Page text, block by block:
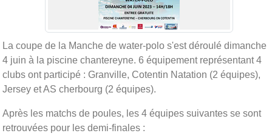
La coupe de la Manche de water-polo s'est déroulé dimanche
4 juin à la piscine chantereyne. 6 équipement représentant 4
clubs ont participé : Granville, Cotentin Natation (2 équipes),
Jersey et AS cherbourg (2 équipes).
Après les matchs de poules, les 4 équipes suivantes se sont
retrouvées pour les demi-finales :